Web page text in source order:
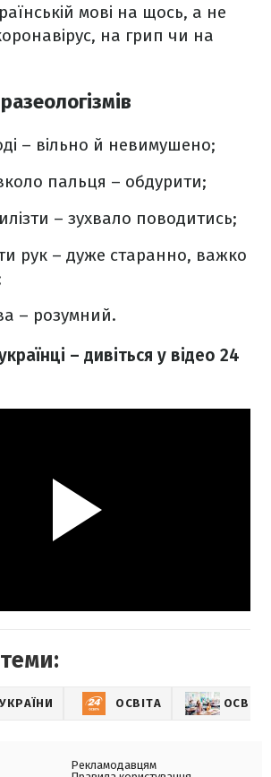
мові на щось, а не
на грип чи на
– вільно й невимушено;
пальця – обдурити;
– зухвало поводитись;
рук – дуже старанно, важко
– розумний.
– дивіться у відео 24
ОСВІТА
Рекламодавцям